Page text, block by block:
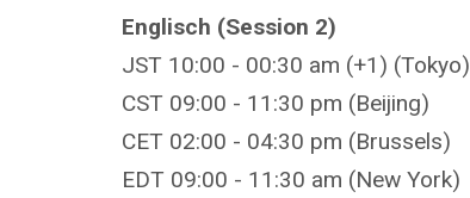
Englisch (Session 2)
JST 10:00 - 00:30 am (+1) (Tokyo)
CST 09:00 - 11:30 pm (Beijing)
CET 02:00 - 04:30 pm (Brussels)
EDT 09:00 - 11:30 am (New York)